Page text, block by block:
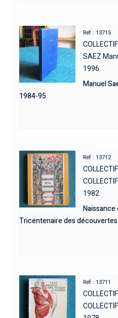
Réf : 13715
COLLECTIF
SAEZ
1996
Manuel
1984-95.
Réf : 13712
COLLECTIF
COLLECTIF
1982
Naissance
Tricentenaire des découvertes
Réf : 13711
COLLECTIF
COLLECTIF